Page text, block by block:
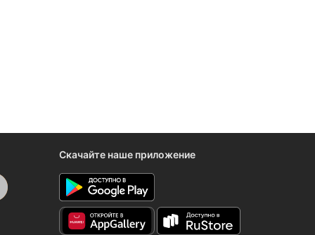
Скачайте наше приложение